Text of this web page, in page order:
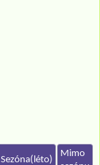
Sezóna(léto)
Mimo